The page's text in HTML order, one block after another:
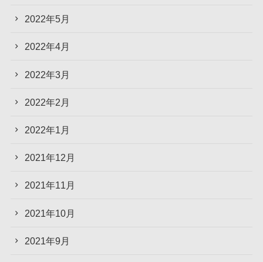
2022年5月
2022年4月
2022年3月
2022年2月
2022年1月
2021年12月
2021年11月
2021年10月
2021年9月